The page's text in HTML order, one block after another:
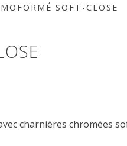
SOFT-CLOSE
charnières chromées